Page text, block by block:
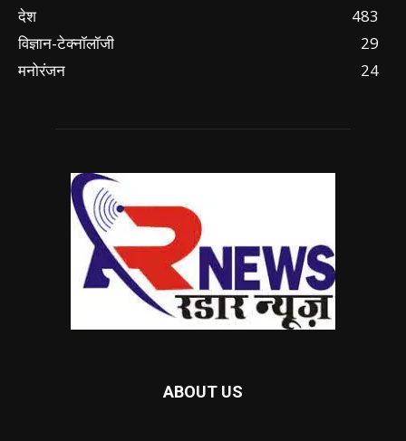
देश
483
विज्ञान-टेक्नॉलॉजी
29
मनोरंजन
24
ABOUT US